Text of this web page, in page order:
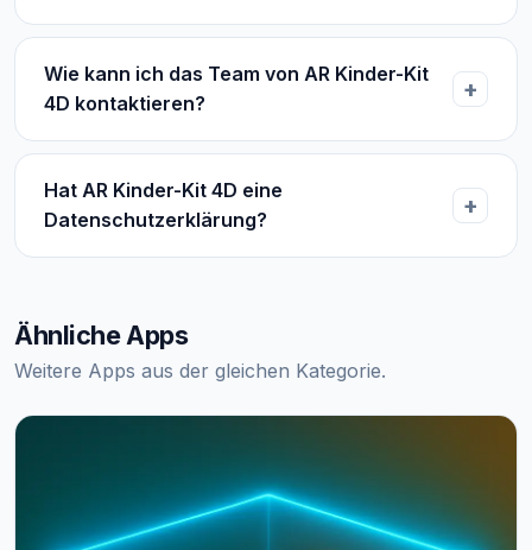
Wie kann ich das Team von AR Kinder-Kit
4D kontaktieren?
Hat AR Kinder-Kit 4D eine
Datenschutzerklärung?
Ähnliche Apps
Weitere Apps aus der gleichen Kategorie.